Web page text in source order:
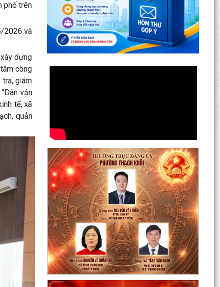
phố trên
2026 và
dựng
công
giám
vận
tế, xã
quản
Khôi: Hướng...
Nâng cao kỹ năng sử dụng Internet, mạng xã
hội an toàn cho trẻ em, học sinh trên địa bàn
thành phố
Hội nghị Ban Thường vụ Đảng ủy phường lần
thứ 35
Sôi nổi ngày hội hiến máu "Thạch Khôi - ngàn
trái tim hồng" năm 2026
Kế hoạch Giám sát và xử lý dịch, ổ dịch trên địa
bàn phường Thạch Khôi
Quyết định Về việc Ban hành Quy chế quản lý và